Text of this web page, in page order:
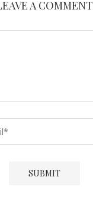
A COMMENT